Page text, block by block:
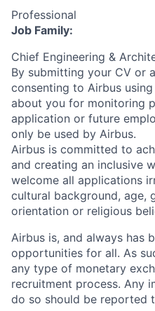
Professional
Job Family:
Chief Engineering &
By submitting your CV or
consenting to Airbus
about you for monitoring
application or future
only be used by Airbus.
Airbus is committed to
and creating an inclusive
welcome all applications
cultural background, age,
orientation or religious
Airbus is, and always has
opportunities for all. As
any type of monetary
recruitment process. Any
do so should be reported